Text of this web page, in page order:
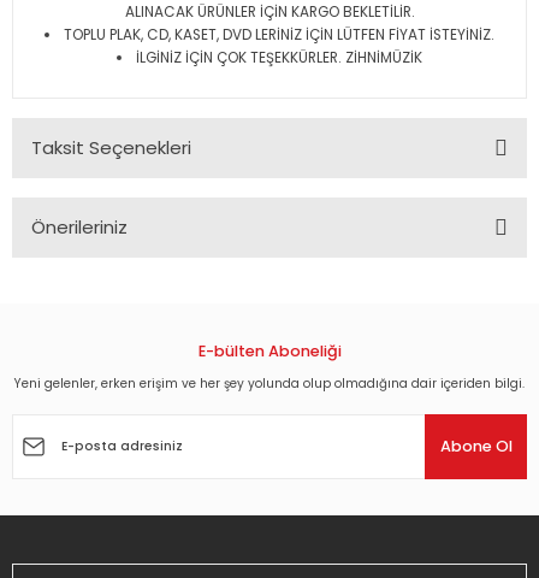
ALINACAK ÜRÜNLER İÇİN KARGO BEKLETİLİR.
TOPLU PLAK, CD, KASET, DVD LERİNİZ İÇİN LÜTFEN FİYAT İSTEYİNİZ.
İLGİNİZ İÇİN ÇOK TEŞEKKÜRLER. ZİHNİMÜZİK
Taksit Seçenekleri
Önerileriniz
Görüş ve önerileriniz için teşekkür ederiz.
Ürün açıklamasında eksik bilgiler bulunuyor.
E-bülten Aboneliği
Yeni gelenler, erken erişim ve her şey yolunda olup olmadığına dair içeriden bilgi.
Abone Ol